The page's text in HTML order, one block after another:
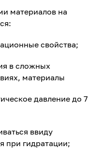
материалов на
свойства;
в сложных
материалы
давление до 7
ввиду
при гидратации;